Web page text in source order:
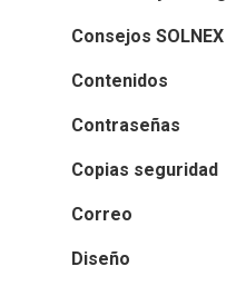
Consejos SOLNEX
Contenidos
Contraseñas
Copias seguridad
Correo
Diseño